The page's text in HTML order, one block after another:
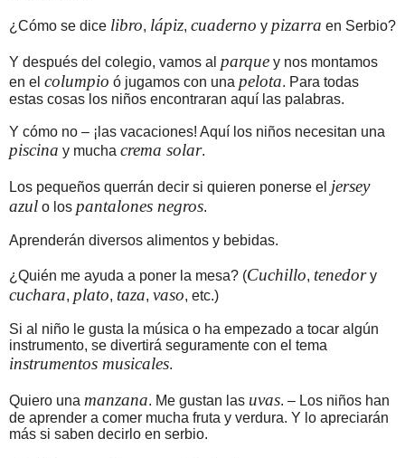
¿Cómo se dice libro, lápiz, cuaderno y pizarra en Serbio?
Y después del colegio, vamos al parque y nos montamos
en el columpio ó jugamos con una pelota. Para todas
estas cosas los niños encontraran aquí las palabras.
Y cómo no – ¡las vacaciones! Aquí los niños necesitan una
piscina y mucha crema solar.
Los pequeños querrán decir si quieren ponerse el jersey
azul o los pantalones negros.
Aprenderán diversos alimentos y bebidas.
¿Quién me ayuda a poner la mesa? (Cuchillo, tenedory
cuchara, plato, taza, vaso, etc.)
Si al niño le gusta la música o ha empezado a tocar algún
instrumento, se divertirá seguramente con el tema
instrumentos musicales.
Quiero una manzana. Me gustan las uvas. – Los niños han
de aprender a comer mucha fruta y verdura. Y lo apreciarán
más si saben decirlo en serbio.